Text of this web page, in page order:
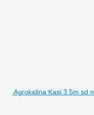
Agrokalina Kasi 3.5m sd